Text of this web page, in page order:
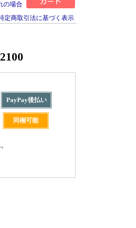
の場合
定商取引法に基づく表示
PayPay後払い
同梱可能